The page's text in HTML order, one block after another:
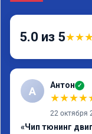
5.0 из 5★★
А Антон ✓
★★★★
22 октября
«Чип тюнинг